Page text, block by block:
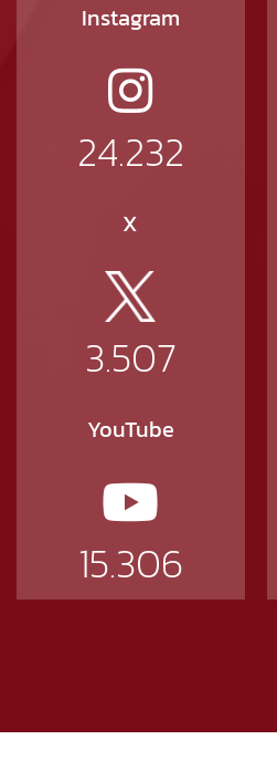
Instagram
24.232
X
3.507
YouTube
15.306